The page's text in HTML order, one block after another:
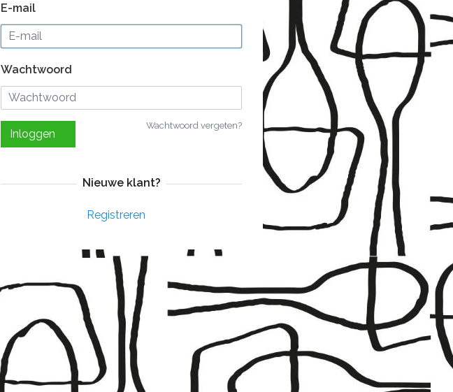
E-mail
Wachtwoord
Wachtwoord vergeten?
Inloggen
Nieuwe klant?
Registreren